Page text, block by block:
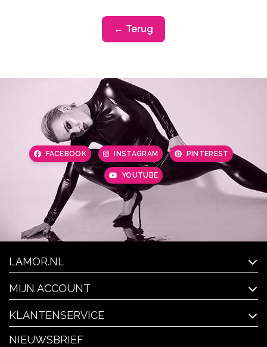
← Terug
FACEBOOK INSTAGRAM PINTEREST
YOUTUBE
LAMOR.NL
MIJN ACCOUNT
KLANTENSERVICE
NIEUWSBRIEF